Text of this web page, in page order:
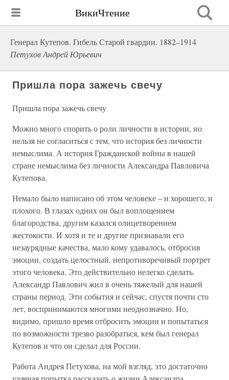
ВикиЧтение
Генерал Кутепов. Гибель Старой гвардии. 1882–1914
Петухов Андрей Юрьевич
Пришла пора зажечь свечу
Пришла пора зажечь свечу
Можно много спорить о роли личности в истории, но
нельзя не согласиться с тем, что история без личности
немыслима. А история Гражданской войны в нашей
стране немыслима без личности Александра Павловича
Кутепова.
Немало было написано об этом человеке – и хорошего, и
плохого. В глазах одних он был воплощением
благородства, другим казался олицетворением
жестокости. И хотя и те и другие признавали его
незаурядные качества, мало кому удавалось, отбросив
эмоции, создать целостный, непротиворечивый портрет
этого человека. Это действительно нелегко сделать.
Александр Павлович жил в очень тяжелый для нашей
страны период. Эти события и сейчас, спустя почти сто
лет, воспринимаются многими неоднозначно. Но,
видимо, пришло время отбросить эмоции и попытаться
по возможности трезво разобраться, кем был генерал
Кутепов и что он сделал для России.
Работа Андрея Петухова, на мой взгляд, это достаточно